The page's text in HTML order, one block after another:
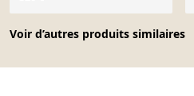
Voir d’autres produits similaires